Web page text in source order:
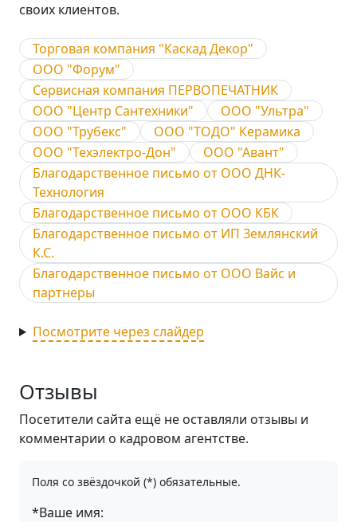
своих клиентов.
Торговая компания "Каскад Декор"
ООО "Форум"
Сервисная компания ПЕРВОПЕЧАТНИК
ООО "Центр Сантехники"
ООО "Ультра"
ООО "Трубекс"
ООО "ТОДО" Керамика
ООО "Техэлектро-Дон"
ООО "Авант"
Благодарственное письмо от ООО ДНК-
Технология
Благодарственное письмо от ООО КБК
Благодарственное письмо от ИП Землянский
К.С.
Благодарственное письмо от ООО Вайс и
партнеры
Посмотрите через слайдер
Отзывы
Посетители сайта ещё не оставляли отзывы и
комментарии о кадровом агентстве.
Поля со звёздочкой (*) обязательные.
*Ваше имя: